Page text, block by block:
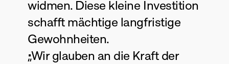
widmen. Diese kleine Investition
schafft mächtige langfristige
Gewohnheiten.
„Wir glauben an die Kraft der